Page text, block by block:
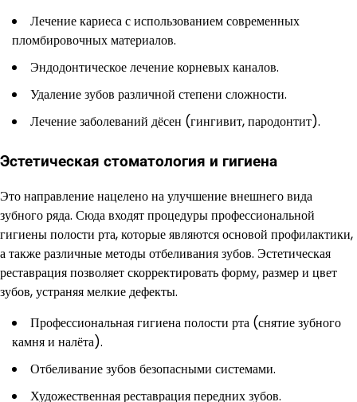
Лечение кариеса с использованием современных
пломбировочных материалов.
Эндодонтическое лечение корневых каналов.
Удаление зубов различной степени сложности.
Лечение заболеваний дёсен (гингивит, пародонтит).
Эстетическая стоматология и гигиена
Это направление нацелено на улучшение внешнего вида
зубного ряда. Сюда входят процедуры профессиональной
гигиены полости рта, которые являются основой профилактики,
а также различные методы отбеливания зубов. Эстетическая
реставрация позволяет скорректировать форму, размер и цвет
зубов, устраняя мелкие дефекты.
Профессиональная гигиена полости рта (снятие зубного
камня и налёта).
Отбеливание зубов безопасными системами.
Художественная реставрация передних зубов.